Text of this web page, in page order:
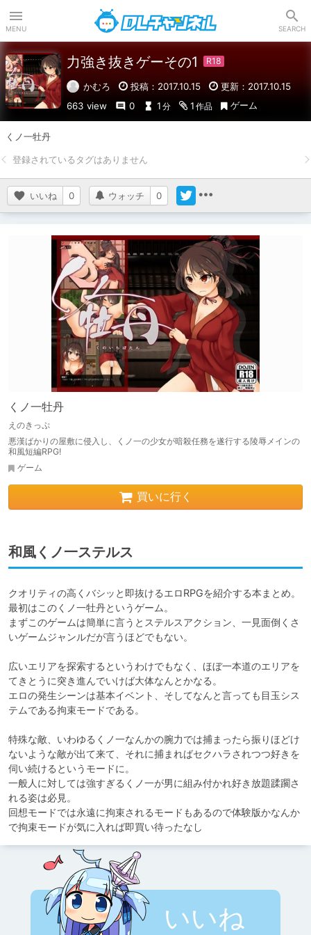
MENU SEARCH
力強き抜きゲーその1
かむろ 投稿：2017.10.15
更新：2017.10.15
663 view
0 1 分 1 作品 ゲーム
くノ一牡丹
いいね 0 ウォッチ 0
くノ一牡丹
えのきっぷ
悪漢ばかりの屋敷に侵入し、くノ一の少女が暗殺任務を遂行する陵辱メインの
和風短編RPG!
ゲーム
買いに行く
和風くノ一ステルス
クオリティの高くバシッと即抜けるエロRPGを紹介する本まとめ。
最初はこのくノ一牡丹というゲーム。
まずこのゲームは簡単に言うとステルスアクション、一見面倒くさ
いゲームジャンルだが言うほどでもない。
広いエリアを探索するというわけでもなく、ほぼ一本道のエリアを
てきとうに突き進んでいけば大体なんとかなる。
エロの発生シーンは基本イベント、そしてなんと言っても目玉シス
テムである拘束モードである。
特殊な敵、いわゆるくノ一なんかの腕力では捕まったら振りほどけ
ないような敵が出て来て、それに捕まればセクハラされつつ好きを
伺い続けるというモードに。
一般人に対しては強すぎるくノ一が男に組み付かれ好き放題蹂躙さ
れる姿は必見。
回想モードでは永遠に拘束されるモードもあるので体験版かなんか
で拘束モードが気に入れば即買い待ったなし
いいね